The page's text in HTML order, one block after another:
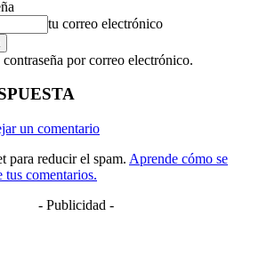
tu correo electrónico
por correo electrónico.
un comentario
para reducir el spam. Aprende cómo se
tus comentarios.
- Publicidad -